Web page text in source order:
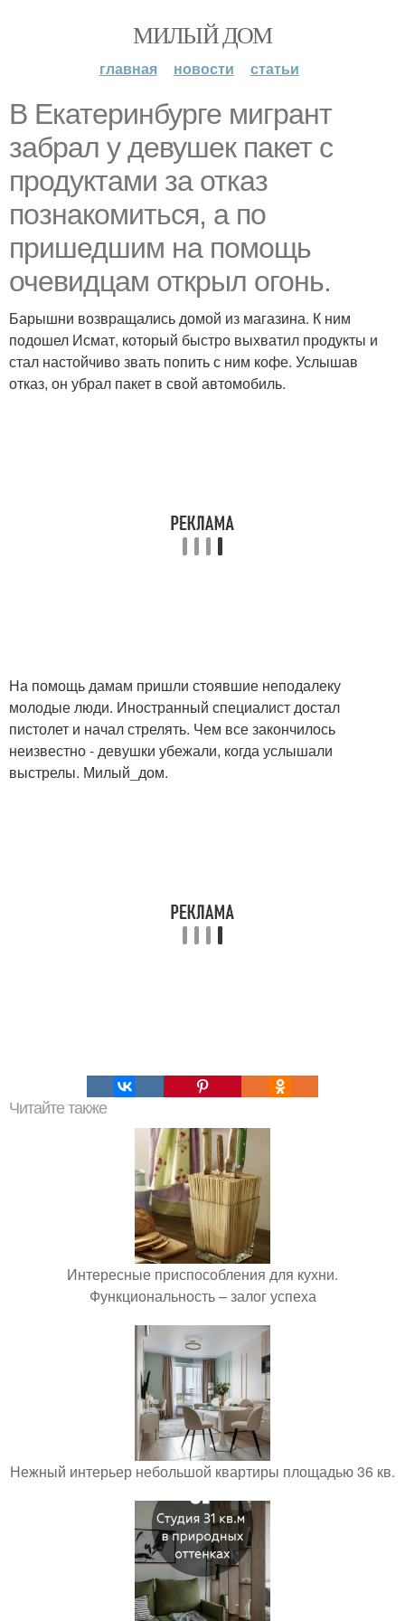
МИЛЫЙ ДОМ
главная новости статьи
В Екатеринбурге мигрант
забрал у девушек пакет с
продуктами за отказ
познакомиться, а по
пришедшим на помощь
очевидцам открыл огонь.
Барышни возвращались домой из магазина. К ним
подошел Исмат, который быстро выхватил продукты и
стал настойчиво звать попить с ним кофе. Услышав
отказ, он убрал пакет в свой автомобиль.
На помощь дамам пришли стоявшие неподалеку
молодые люди. Иностранный специалист достал
пистолет и начал стрелять. Чем все закончилось
неизвестно - девушки убежали, когда услышали
выстрелы. Милый_дом.
Читайте также
Интересные приспособления для кухни.
Функциональность – залог успеха
Нежный интерьер небольшой квартиры площадью 36 кв.